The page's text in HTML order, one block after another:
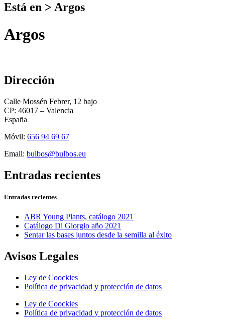
Está en > Argos
Argos
Dirección
Calle Mossén Febrer, 12 bajo
CP: 46017 – Valencia
España
Móvil: 656 94 69 67
Email: bulbos@bulbos.eu
Entradas recientes
Entradas recientes
ABR Young Plants, catálogo 2021
Catálogo Di Giorgio año 2021
Sentar las bases juntos desde la semilla al éxito
Avisos Legales
Ley de Coockies
Política de privacidad y protección de datos
Ley de Coockies
Política de privacidad y protección de datos